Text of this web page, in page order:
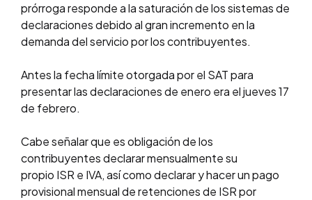
prórroga responde a la saturación de los sistemas de
declaraciones debido al gran incremento en la
demanda del servicio por los contribuyentes.
Antes la fecha límite otorgada por el SAT para
presentar las declaraciones de enero era el jueves 17
de febrero.
Cabe señalar que es obligación de los
contribuyentes declarar mensualmente su
propio ISR e IVA, así como declarar y hacer un pago
provisional mensual de retenciones de ISR por